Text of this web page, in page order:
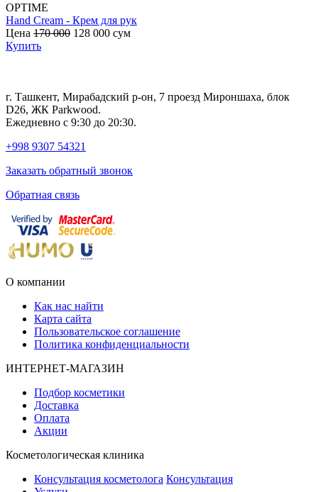
OPTIME
Hand Cream - Крем для рук
Цена 170 000 128 000 сум
Купить
г. Ташкент, Мирабадский р-он, 7 проезд Мироншаха, блок
D26, ЖК Раrkwood.
Ежедневно с 9:30 до 20:30.
+998 9307 54321
Заказать обратный звонок
Обратная связь
О компании
Как нас найти
Карта сайта
Пользовательское соглашение
Политика конфиденциальности
ИНТЕРНЕТ-МАГАЗИН
Подбор косметики
Доставка
Оплата
Акции
Косметологическая клиника
Консультация косметолога Консультация